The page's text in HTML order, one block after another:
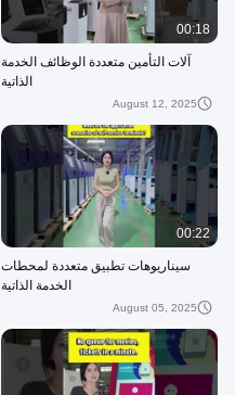
00:18
آلات التأمين متعددة الوظائف الخدمة
الذاتية
August 12, 2025
00:22
سيناريوهات تطبيق متعددة لمحطات
الخدمة الذاتية
August 05, 2025